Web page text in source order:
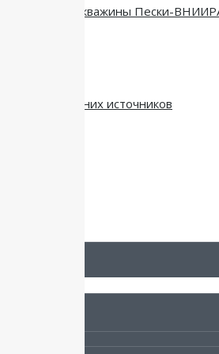
и бурение скважины Пески-
до соседних источников